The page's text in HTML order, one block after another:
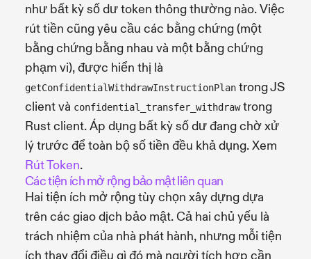
như bất kỳ số dư token thông thường nào. Việc
rút tiền cũng yêu cầu các bằng chứng (một
bằng chứng bằng nhau và một bằng chứng
phạm vi), được hiển thị là
getConfidentialWithdrawInstructionPlan trong JS
client và confidential_transfer_withdrawtrong
Rust client. Áp dụng bất kỳ số dư đang chờ xử
lý trước để toàn bộ số tiền đều khả dụng. Xem
Rút Token.
Các tiện ích mở rộng bảo mật liên quan
Hai tiện ích mở rộng tùy chọn xây dựng dựa
trên các giao dịch bảo mật. Cả hai chủ yếu là
trách nhiệm của nhà phát hành, nhưng mỗi tiện
ích thay đổi điều gì đó mà người tích hợp cần